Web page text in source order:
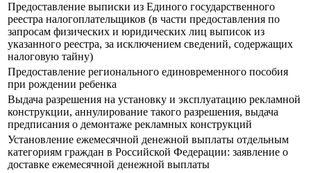
Предоставление выписки из Единого государственного
реестра налогоплательщиков (в части предоставления по
запросам физических и юридических лиц выписок из
указанного реестра, за исключением сведений, содержащих
налоговую тайну)
Предоставление регионального единовременного пособия
при рождении ребенка
Выдача разрешения на установку и эксплуатацию рекламной
конструкции, аннулирование такого разрешения, выдача
предписания о демонтаже рекламных конструкций
Установление ежемесячной денежной выплаты отдельным
категориям граждан в Российской Федерации: заявление о
доставке ежемесячной денежной выплаты